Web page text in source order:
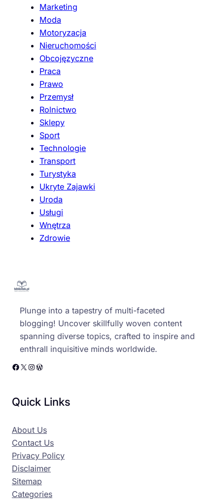
Marketing
Moda
Motoryzacja
Nieruchomości
Obcojęzyczne
Praca
Prawo
Przemysł
Rolnictwo
Sklepy
Sport
Technologie
Transport
Turystyka
Ukryte Zajawki
Uroda
Usługi
Wnętrza
Zdrowie
Plunge into a tapestry of multi-faceted
blogging! Uncover skillfully woven content
spanning diverse topics, crafted to inspire and
enthrall inquisitive minds worldwide.
Facebook X Instagram WordPress
Quick Links
About Us
Contact Us
Privacy Policy
Disclaimer
Sitemap
Categories